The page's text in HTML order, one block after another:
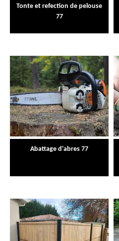
Tonte et refection de pelouse
77
Abattage d'abres 77